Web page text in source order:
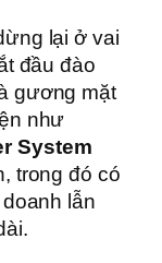
lại ở vai
đầu đào
gương mặt
như
System
trong đó có
lẫn